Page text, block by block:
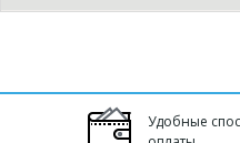
Удобные